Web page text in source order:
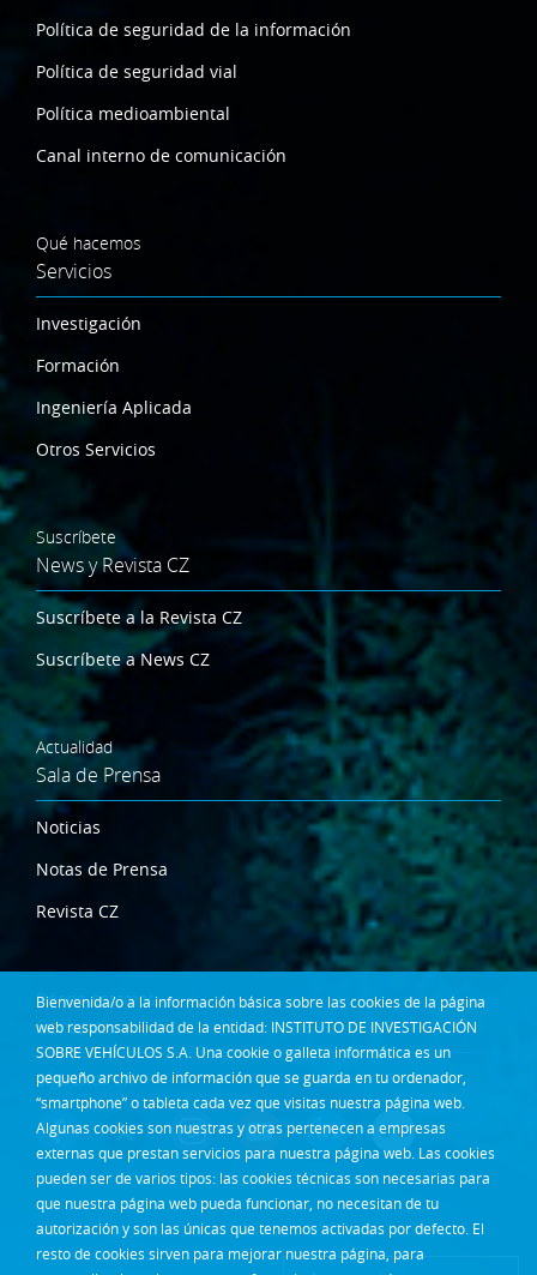
Bienvenida/o a la información básica sobre las cookies de la página
web responsabilidad de la entidad: INSTITUTO DE INVESTIGACIÓN
SOBRE VEHÍCULOS S.A. Una cookie o galleta informática es un
pequeño archivo de información que se guarda en tu ordenador,
“smartphone” o tableta cada vez que visitas nuestra página web.
Algunas cookies son nuestras y otras pertenecen a empresas
externas que prestan servicios para nuestra página web. Las cookies
pueden ser de varios tipos: las cookies técnicas son necesarias para
que nuestra página web pueda funcionar, no necesitan de tu
autorización y son las únicas que tenemos activadas por defecto. El
resto de cookies sirven para mejorar nuestra página, para
Política de seguridad de la información
Política de seguridad vial
Política medioambiental
Canal interno de comunicación
Qué hacemos
Servicios
Investigación
Formación
Ingeniería Aplicada
Otros Servicios
Suscríbete
News y Revista CZ
Suscríbete a la Revista CZ
Suscríbete a News CZ
Actualidad
Sala de Prensa
Noticias
Notas de Prensa
Revista CZ
Dónde estamos
Contacta
Síguenos en: